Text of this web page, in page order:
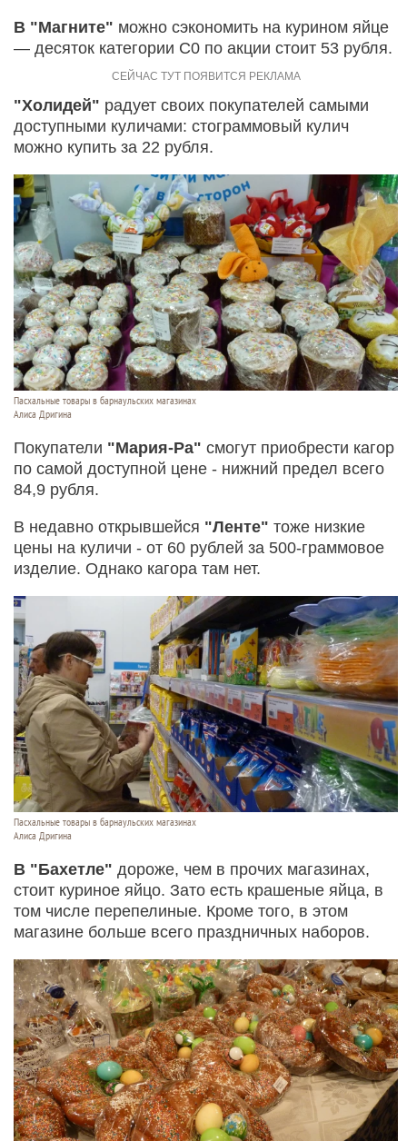
В "Магните" можно сэкономить на курином яйце
— десяток категории С0 по акции стоит 53 рубля.
"Холидей" радует своих покупателей самыми
доступными куличами: стограммовый кулич
можно купить за 22 рубля.
Пасхальные товары в барнаульских магазинах
Алиса Дригина
Покупатели "Мария-Ра" смогут приобрести кагор
по самой доступной цене - нижний предел всего
84,9 рубля.
В недавно открывшейся "Ленте" тоже низкие
цены на куличи - от 60 рублей за 500-граммовое
изделие. Однако кагора там нет.
Пасхальные товары в барнаульских магазинах
Алиса Дригина
В "Бахетле" дороже, чем в прочих магазинах,
стоит куриное яйцо. Зато есть крашеные яйца, в
том числе перепелиные. Кроме того, в этом
магазине больше всего праздничных наборов.